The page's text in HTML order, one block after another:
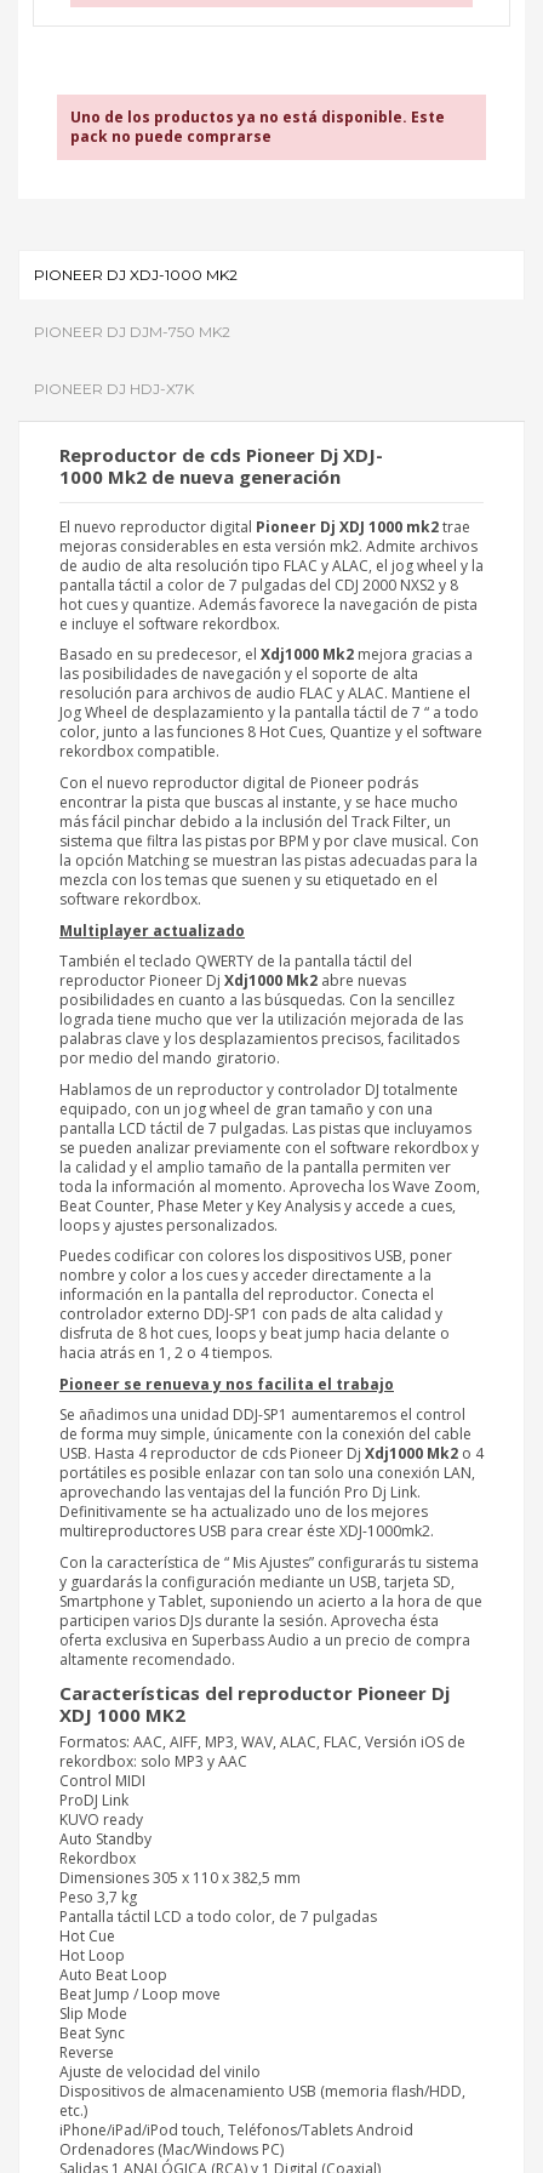
Uno de los productos ya no está disponible. Este
pack no puede comprarse
PIONEER DJ XDJ-1000 MK2
PIONEER DJ DJM-750 MK2
PIONEER DJ HDJ-X7K
Reproductor de cds Pioneer Dj XDJ-
1000 Mk2 de nueva generación
El nuevo reproductor digital Pioneer Dj XDJ 1000 mk2trae
mejoras considerables en esta versión mk2. Admite archivos
de audio de alta resolución tipo FLAC y ALAC, el jog wheel y la
pantalla táctil a color de 7 pulgadas del CDJ 2000 NXS2 y 8
hot cues y quantize. Además favorece la navegación de pista
e incluye el software rekordbox.
Basado en su predecesor, el Xdj1000 Mk2 mejora gracias a
las posibilidades de navegación y el soporte de alta
resolución para archivos de audio FLAC y ALAC. Mantiene el
Jog Wheel de desplazamiento y la pantalla táctil de 7 “ a todo
color, junto a las funciones 8 Hot Cues, Quantize y el software
rekordbox compatible.
Con el nuevo reproductor digital de Pioneer podrás
encontrar la pista que buscas al instante, y se hace mucho
más fácil pinchar debido a la inclusión del Track Filter, un
sistema que filtra las pistas por BPM y por clave musical. Con
la opción Matching se muestran las pistas adecuadas para la
mezcla con los temas que suenen y su etiquetado en el
software rekordbox.
Multiplayer actualizado
También el teclado QWERTY de la pantalla táctil del
reproductor Pioneer Dj Xdj1000 Mk2 abre nuevas
posibilidades en cuanto a las búsquedas. Con la sencillez
lograda tiene mucho que ver la utilización mejorada de las
palabras clave y los desplazamientos precisos, facilitados
por medio del mando giratorio.
Hablamos de un reproductor y controlador DJ totalmente
equipado, con un jog wheel de gran tamaño y con una
pantalla LCD táctil de 7 pulgadas. Las pistas que incluyamos
se pueden analizar previamente con el software rekordbox y
la calidad y el amplio tamaño de la pantalla permiten ver
toda la información al momento. Aprovecha los Wave Zoom,
Beat Counter, Phase Meter y Key Analysis y accede a cues,
loops y ajustes personalizados.
Puedes codificar con colores los dispositivos USB, poner
nombre y color a los cues y acceder directamente a la
información en la pantalla del reproductor. Conecta el
controlador externo DDJ-SP1 con pads de alta calidad y
disfruta de 8 hot cues, loops y beat jump hacia delante o
hacia atrás en 1, 2 o 4 tiempos.
Pioneer se renueva y nos facilita el trabajo
Se añadimos una unidad DDJ-SP1 aumentaremos el control
de forma muy simple, únicamente con la conexión del cable
USB. Hasta 4 reproductor de cds Pioneer Dj Xdj1000 Mk2 o 4
portátiles es posible enlazar con tan solo una conexión LAN,
aprovechando las ventajas del la función Pro Dj Link.
Definitivamente se ha actualizado uno de los mejores
multireproductores USB para crear éste XDJ-1000mk2.
Con la característica de “ Mis Ajustes” configurarás tu sistema
y guardarás la configuración mediante un USB, tarjeta SD,
Smartphone y Tablet, suponiendo un acierto a la hora de que
participen varios DJs durante la sesión. Aprovecha ésta
oferta exclusiva en Superbass Audio a un precio de compra
altamente recomendado.
Características del reproductor Pioneer Dj
XDJ 1000 MK2
Formatos: AAC, AIFF, MP3, WAV, ALAC, FLAC, Versión iOS de
rekordbox: solo MP3 y AAC
Control MIDI
ProDJ Link
KUVO ready
Auto Standby
Rekordbox
Dimensiones 305 x 110 x 382,5 mm
Peso 3,7 kg
Pantalla táctil LCD a todo color, de 7 pulgadas
Hot Cue
Hot Loop
Auto Beat Loop
Beat Jump / Loop move
Slip Mode
Beat Sync
Reverse
Ajuste de velocidad del vinilo
Dispositivos de almacenamiento USB (memoria flash/HDD,
etc.)
iPhone/iPad/iPod touch, Teléfonos/Tablets Android
Ordenadores (Mac/Windows PC)
Salidas 1 ANALÓGICA (RCA) y 1 Digital (Coaxial)